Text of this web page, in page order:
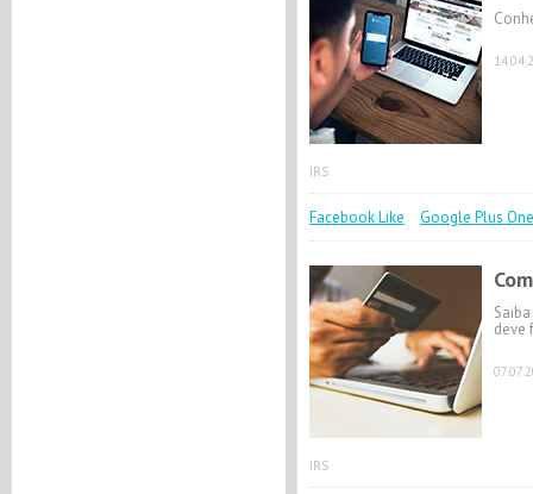
IRS
Facebook Like Google Plus One
deve
IRS